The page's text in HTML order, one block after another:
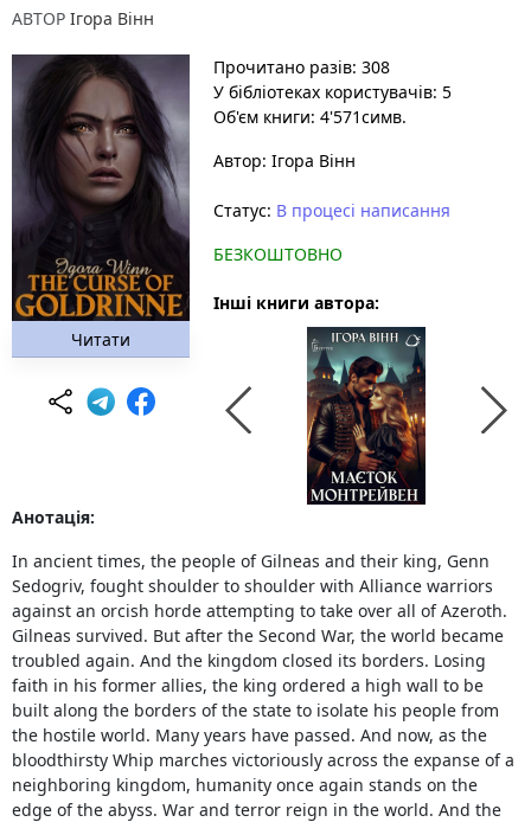
АВТОР Ігора Вінн
Читати
Прочитано разів: 308
У бібліотеках користувачів: 5
Об'єм книги: 4'571симв.
Автор: Ігора Вінн
Статус: В процесі написання
БЕЗКОШТОВНО
Інші книги автора:
Анотація:
In ancient times, the people of Gilneas and their king, Genn
Sedogriv, fought shoulder to shoulder with Alliance warriors
against an orcish horde attempting to take over all of Azeroth.
Gilneas survived. But after the Second War, the world became
troubled again. And the kingdom closed its borders. Losing
faith in his former allies, the king ordered a high wall to be
built along the borders of the state to isolate his people from
the hostile world. Many years have passed. And now, as the
bloodthirsty Whip marches victoriously across the expanse of a
neighboring kingdom, humanity once again stands on the
edge of the abyss. War and terror reign in the world. And the